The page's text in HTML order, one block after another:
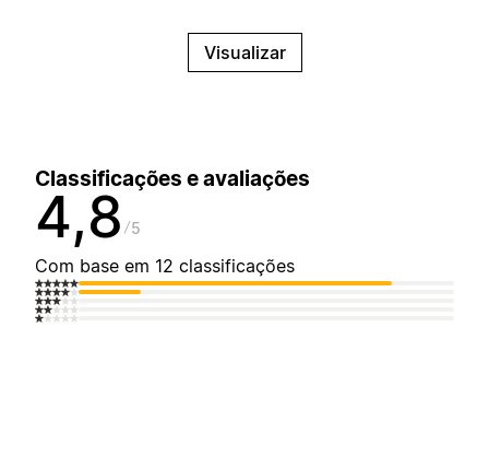
Visualizar
Classificações e avaliações
4,8 5
Com base em 12 classificações